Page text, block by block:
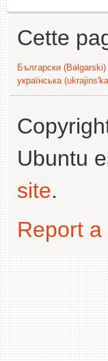
Cette
Български (Bəlgarski)
українська
Ubuntu
site.
Report